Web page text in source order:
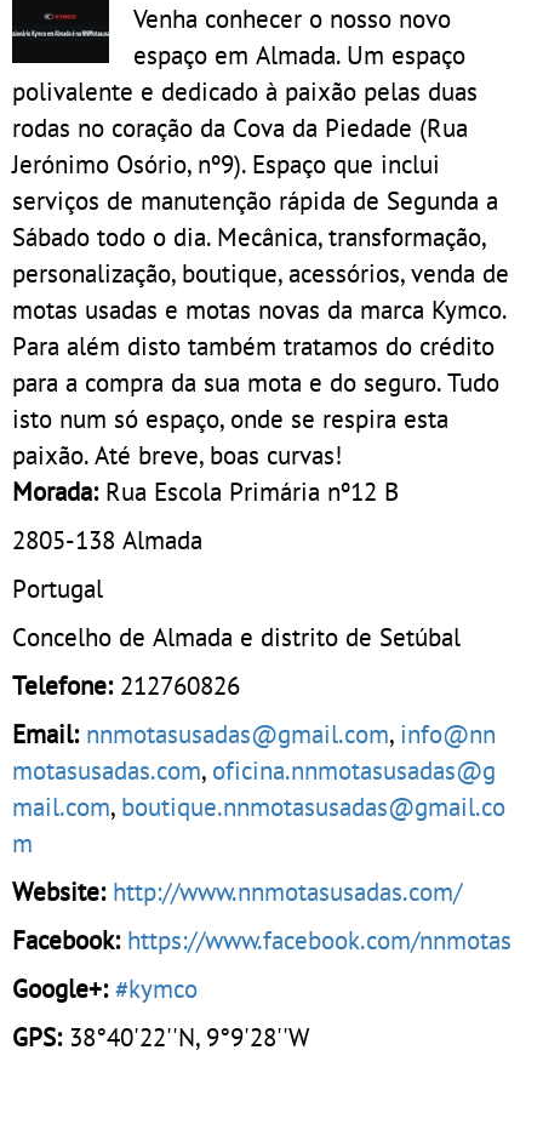
Venha conhecer o nosso novo
espaço em Almada. Um espaço
polivalente e dedicado à paixão pelas duas
rodas no coração da Cova da Piedade (Rua
Jerónimo Osório, nº9). Espaço que inclui
serviços de manutenção rápida de Segunda a
Sábado todo o dia. Mecânica, transformação,
personalização, boutique, acessórios, venda de
motas usadas e motas novas da marca Kymco.
Para além disto também tratamos do crédito
para a compra da sua mota e do seguro. Tudo
isto num só espaço, onde se respira esta
paixão. Até breve, boas curvas!
Morada: Rua Escola Primária nº12 B
2805-138 Almada
Portugal
Concelho de Almada e distrito de Setúbal
Telefone: 212760826
Email: nnmotasusadas@gmail.com, info@nn
motasusadas.com, oficina.nnmotasusadas@g
mail.com, boutique.nnmotasusadas@gmail.co
m
Website: http://www.nnmotasusadas.com/
Facebook: https://www.facebook.com/nnmotas
Google+:#kymco
GPS:38°40'22''N, 9°9'28''W